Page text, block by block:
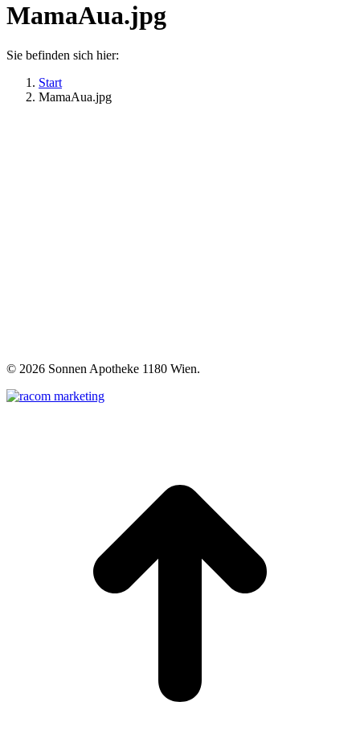
MamaAua.jpg
Sie befinden sich hier:
Start
MamaAua.jpg
© 2026 Sonnen Apotheke 1180 Wien.